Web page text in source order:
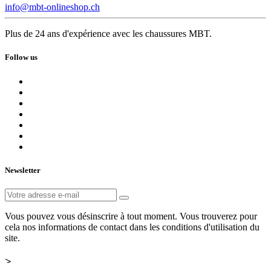
info@mbt-onlineshop.ch
Plus de 24 ans d'expérience avec les chaussures MBT.
Follow us
Newsletter
Vous pouvez vous désinscrire à tout moment. Vous trouverez pour
cela nos informations de contact dans les conditions d'utilisation du
site.